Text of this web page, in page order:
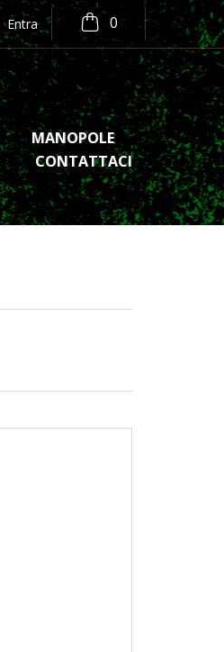
0
Entra
MANOPOLE
CONTATTACI